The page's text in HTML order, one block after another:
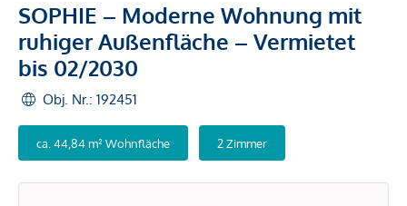
SOPHIE – Moderne Wohnung mit
ruhiger Außenfläche – Vermietet
bis 02/2030
Obj. Nr.: 192451
ca. 44,84 m² Wohnfläche 2 Zimmer